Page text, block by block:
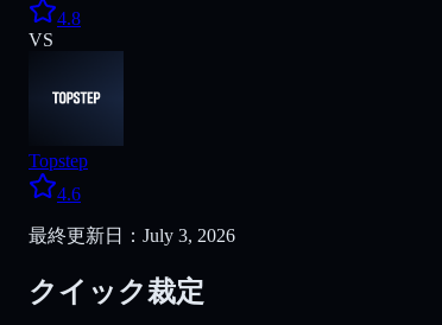
4.8
VS
Topstep
4.6
最終更新日：July 3, 2026
クイック裁定